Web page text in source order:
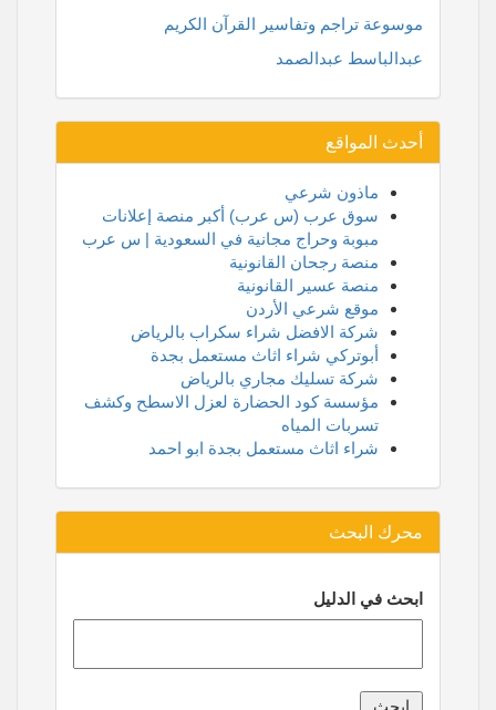
موسوعة تراجم وتفاسير القرآن الكريم
عبدالباسط عبدالصمد
أحدث المواقع
ماذون شرعي
سوق عرب (س عرب) أكبر منصة إعلانات
مبوبة وحراج مجانية في السعودية | س عرب
منصة رجحان القانونية
منصة عسير القانونية
موقع شرعي الأردن
شركة الافضل شراء سكراب بالرياض
أبوتركي شراء اثاث مستعمل بجدة
شركة تسليك مجاري بالرياض
مؤسسة كود الحضارة لعزل الاسطح وكشف
تسربات المياه
شراء اثاث مستعمل بجدة ابو احمد
محرك البحث
ابحث في الدليل